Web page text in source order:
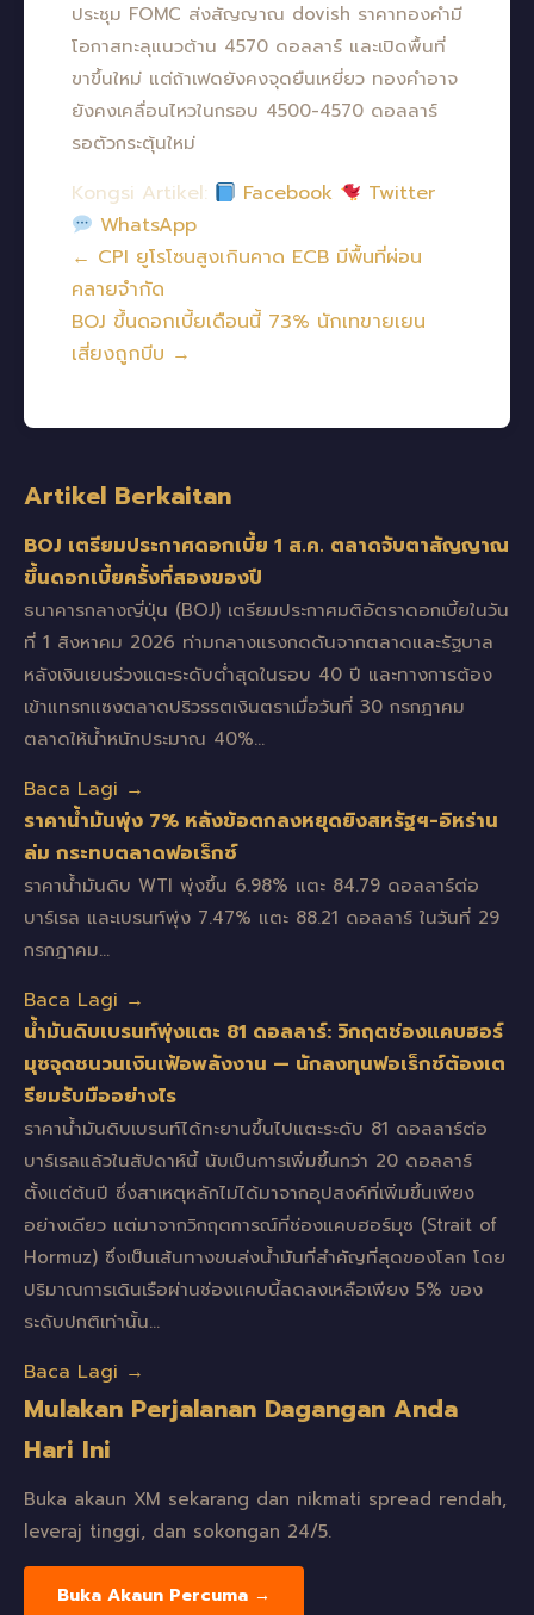
ประชุม FOMC ส่งสัญญาณ dovish ราคาทองคำมี
โอกาสทะลุแนวต้าน 4570 ดอลลาร์ และเปิดพื้นที่
ขาขึ้นใหม่ แต่ถ้าเฟดยังคงจุดยืนเหยี่ยว ทองคำอาจ
ยังคงเคลื่อนไหวในกรอบ 4500-4570 ดอลลาร์
รอตัวกระตุ้นใหม่
Kongsi Artikel: Facebook
Twitter
WhatsApp
← CPI ยูโรโซนสูงเกินคาด ECB มีพื้นที่ผ่อน
คลายจำกัด
BOJ ขึ้นดอกเบี้ยเดือนนี้ 73% นักเทขายเยน
เสี่ยงถูกบีบ →
Artikel Berkaitan
BOJ เตรียมประกาศดอกเบี้ย 1 ส.ค. ตลาดจับตาสัญญาณ
ขึ้นดอกเบี้ยครั้งที่สองของปี
ธนาคารกลางญี่ปุ่น (BOJ) เตรียมประกาศมติอัตราดอกเบี้ยในวัน
ที่ 1 สิงหาคม 2026 ท่ามกลางแรงกดดันจากตลาดและรัฐบาล
หลังเงินเยนร่วงแตะระดับต่ำสุดในรอบ 40 ปี และทางการต้อง
เข้าแทรกแซงตลาดปริวรรตเงินตราเมื่อวันที่ 30 กรกฎาคม
ตลาดให้น้ำหนักประมาณ 40%…
Baca Lagi →
ราคาน้ำมันพุ่ง 7% หลังข้อตกลงหยุดยิงสหรัฐฯ-อิหร่าน
ล่ม กระทบตลาดฟอเร็กซ์
ราคาน้ำมันดิบ WTI พุ่งขึ้น 6.98% แตะ 84.79 ดอลลาร์ต่อ
บาร์เรล และเบรนท์พุ่ง 7.47% แตะ 88.21 ดอลลาร์ ในวันที่ 29
กรกฎาคม…
Baca Lagi →
น้ำมันดิบเบรนท์พุ่งแตะ 81 ดอลลาร์: วิกฤตช่องแคบฮอร์
มุซจุดชนวนเงินเฟ้อพลังงาน — นักลงทุนฟอเร็กซ์ต้องเต
รียมรับมืออย่างไร
ราคาน้ำมันดิบเบรนท์ได้ทะยานขึ้นไปแตะระดับ 81 ดอลลาร์ต่อ
บาร์เรลแล้วในสัปดาห์นี้ นับเป็นการเพิ่มขึ้นกว่า 20 ดอลลาร์
ตั้งแต่ต้นปี ซึ่งสาเหตุหลักไม่ได้มาจากอุปสงค์ที่เพิ่มขึ้นเพียง
อย่างเดียว แต่มาจากวิกฤตการณ์ที่ช่องแคบฮอร์มุซ (Strait of
Hormuz) ซึ่งเป็นเส้นทางขนส่งน้ำมันที่สำคัญที่สุดของโลก โดย
ปริมาณการเดินเรือผ่านช่องแคบนี้ลดลงเหลือเพียง 5% ของ
ระดับปกติเท่านั้น…
Baca Lagi →
Mulakan Perjalanan Dagangan Anda
Hari Ini
Buka akaun XM sekarang dan nikmati spread rendah,
leveraj tinggi, dan sokongan 24/5.
Buka Akaun Percuma →